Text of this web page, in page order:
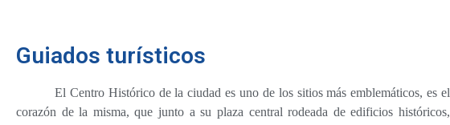
Guiados turísticos
El Centro Histórico de la ciudad es uno de los sitios más emblemáticos, es el
corazón de la misma, que junto a su plaza central rodeada de edificios históricos,